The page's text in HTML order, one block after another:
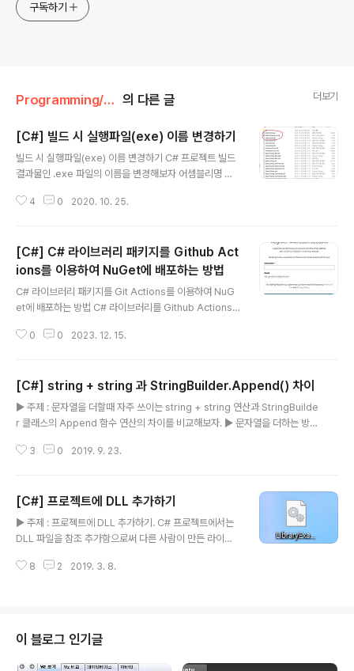
구독하기
Programming/C# 의 다른 글 더보기
[C#] 빌드 시 실행파일(exe) 이름 변경하기
빌드 시 실행파일(exe) 이름 변경하기 C# 프로젝트 빌드
결과물인 .exe 파일의 이름을 변경해보자 어셈블리명 수
의 기본 이름을 별도로 설정해주지 않으면 프로젝트와 동
램이 만들어진다. 프로젝트명을 수정하지 않고도 .exe 파
일의 이름을 별도로 설정하여 빌드할 수 있는 방법이 있다.
솔루션 탐색기에서 마우스 우클릭 후 '속성' 메뉴를 선택 애
플리케이션 탭에서 어셈블리 이름을 원하는 것으로 변경한
이제부터 빌드하면 변경된 이름으로 .exe 파일이 생성되
4 0 2020. 10. 25.
[C#] C# 라이브러리 패키지를 Github Act
ions를 이용하여 NuGet에 배포하는 방법
C# 라이브러리 패키지를 Git Actions를 이용하여 NuG
et에 배포하는 방법 C# 라이브러리를 Github Actions
해보자. 시리즈 2023.12.08 - [Programming/Javas
4.01.02 - [Programming/Java] - [Java] Java 라이
브러리 패키지를 Git Actions를 이용하여 Maven centr
al repository에 배포하는 방법 2024.02.23 - [Progr
키지를 Githu..
0 0 2023. 12. 15.
[C#] string + string 과 StringBuilder.Append() 차이
▶ 주제 : 문자열을 더할때 자주 쓰이는 string + string 연산과 StringBuilde
r 클래스의 Append 함수 연산의 차이를 비교해보자. ▶ 문자열을 더하는 방법
래와 같은 방법일 것이다. string result = "hello" + "world"; // "hellowor
알려진 방법은 StringBuilder 클래스의 Append 함수를 이용하여 builder
객체에 문자열을 이어붙인 후 꺼내는 방법이다. var builder = new StringB
uild..
3 0 2019. 9. 23.
[C#] 프로젝트에 DLL 추가하기
▶ 주제 : 프로젝트에 DLL 추가하기. C# 프로젝트에서는
DLL 파일을 참조 추가함으로써 다른 사람이 만든 라이브
#] DLL 추출하기 ▶ 주제 : DLL 추출하기 DLL은 간단하
spiralmoon.tistory.com ▶ 작성 환경 ▷ Visual stud
io 2017 ▶ DLL 참조 추가 방법 우선 프로젝트에 추가할
DLL 파일을 확보한다. 예시로 저번 포스트에서 추출한 Li
8 2 2019. 3. 8.
이 블로그 인기글